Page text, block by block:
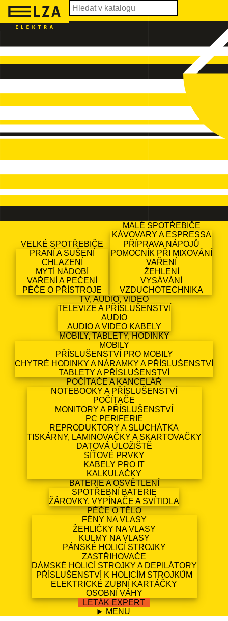
VELKÉ SPOTŘEBIČE
PRANÍ A SUŠENÍ
CHLAZENÍ
MYTÍ NÁDOBÍ
VAŘENÍ A PEČENÍ
PÉČE O PŘÍSTROJE
MALÉ SPOTŘEBIČE
KÁVOVARY A ESPRESSA
PŘÍPRAVA NÁPOJŮ
POMOCNÍK PŘI MIXOVÁNÍ
VAŘENÍ
ŽEHLENÍ
VYSÁVÁNÍ
VZDUCHOTECHNIKA
TV, AUDIO, VIDEO
TELEVIZE A PŘÍSLUŠENSTVÍ
AUDIO
AUDIO A VIDEO KABELY
MOBILY, TABLETY, HODINKY
MOBILY
PŘÍSLUŠENSTVÍ PRO MOBILY
CHYTRÉ HODINKY A NÁRAMKY A PŘÍSLUŠENSTVÍ
TABLETY A PŘÍSLUŠENSTVÍ
POČÍTAČE A KANCELÁŘ
NOTEBOOKY A PŘÍSLUŠENSTVÍ
POČÍTAČE
MONITORY A PŘÍSLUŠENSTVÍ
PC PERIFERIE
REPRODUKTORY A SLUCHÁTKA
TISKÁRNY, LAMINOVAČKY A SKARTOVAČKY
DATOVÁ ÚLOŽIŠTĚ
SÍŤOVÉ PRVKY
KABELY PRO IT
KALKULAČKY
BATERIE A OSVĚTLENÍ
SPOTŘEBNÍ BATERIE
ŽÁROVKY, VYPÍNAČE A SVÍTIDLA
PÉČE O TĚLO
FÉNY NA VLASY
ŽEHLIČKY NA VLASY
KULMY NA VLASY
PÁNSKÉ HOLICÍ STROJKY
ZASTŘIHOVAČE
DÁMSKÉ HOLICÍ STROJKY A DEPILÁTORY
PŘÍSLUŠENSTVÍ K HOLICÍM STROJKŮM
ELEKTRICKÉ ZUBNÍ KARTÁČKY
OSOBNÍ VÁHY
LETÁK EXPERT
MENU